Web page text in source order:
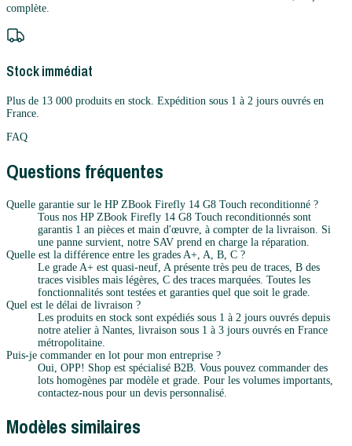
complète.
Stock immédiat
Plus de 13 000 produits en stock. Expédition sous 1 à 2 jours ouvrés en
France.
FAQ
Questions fréquentes
Quelle garantie sur le HP ZBook Firefly 14 G8 Touch reconditionné ?
Tous nos HP ZBook Firefly 14 G8 Touch reconditionnés sont
garantis 1 an pièces et main d'œuvre, à compter de la livraison. Si
une panne survient, notre SAV prend en charge la réparation.
Quelle est la différence entre les grades A+, A, B, C ?
Le grade A+ est quasi-neuf, A présente très peu de traces, B des
traces visibles mais légères, C des traces marquées. Toutes les
fonctionnalités sont testées et garanties quel que soit le grade.
Quel est le délai de livraison ?
Les produits en stock sont expédiés sous 1 à 2 jours ouvrés depuis
notre atelier à Nantes, livraison sous 1 à 3 jours ouvrés en France
métropolitaine.
Puis-je commander en lot pour mon entreprise ?
Oui, OPP! Shop est spécialisé B2B. Vous pouvez commander des
lots homogènes par modèle et grade. Pour les volumes importants,
contactez-nous pour un devis personnalisé.
Modèles similaires